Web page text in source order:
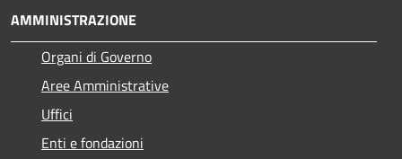
AMMINISTRAZIONE
Organi di Governo
Aree Amministrative
Uffici
Enti e fondazioni